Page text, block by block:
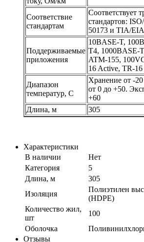
Соответствие
стандартам
Соответствует
стандартов:
50173 и TIA/
Поддерживаемые
приложения
10BASE-T,
T4, 1000BASE-
ATM-155,
16 Active, TR-16
Диапазон
температур, С
Хранение от -
от 0 до +50.
+60
Длина, м
305
Характеристики
В наличии
Нет
Категория
5
Длина, м
305
Изоляция
Полиэтилен
(HDPE)
Количество жил,
шт
100
Оболочка
Отзывы